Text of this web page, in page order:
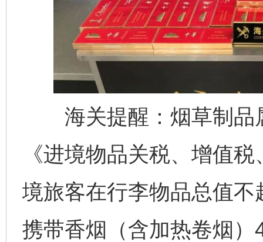
海关提醒：烟草制品
《进境物品关税、增值
境旅客在行李物品总值
携带香烟（含加热卷烟
完善运行机制助力责任有效落实 一纸欠